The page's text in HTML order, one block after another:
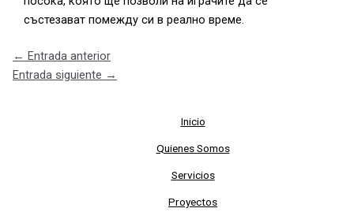
състезават помежду си в реално време.
← Entrada anterior
Entrada siguiente →
Inicio
Quienes Somos
Servicios
Proyectos